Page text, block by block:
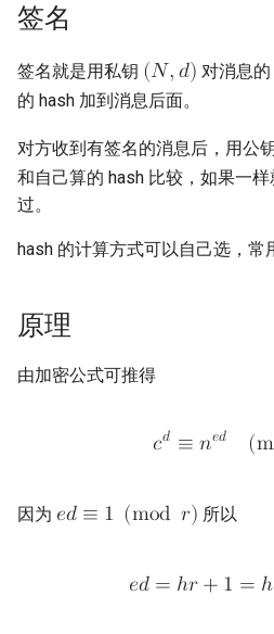
签名
签名就是用私钥 (𝑁,𝑑) 对消息
的 hash 加到消息后面。
对方收到有签名的消息后，用公
和自己算的 hash 比较，如果一
过。
hash 的计算方式可以自己选，常
原理
由加密公式可推得
𝑐𝑑 ≡ 𝑛𝑒𝑑 (m
因为 𝑒𝑑 ≡ 1 (mod 𝑟) 所以
𝑒𝑑 = ℎ𝑟+ 1 = ℎ